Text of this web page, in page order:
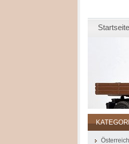
Startseite